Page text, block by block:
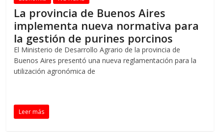
La provincia de Buenos Aires
implementa nueva normativa para
la gestión de purines porcinos
El Ministerio de Desarrollo Agrario de la provincia de
Buenos Aires presentó una nueva reglamentación para la
utilización agronómica de
Leer más